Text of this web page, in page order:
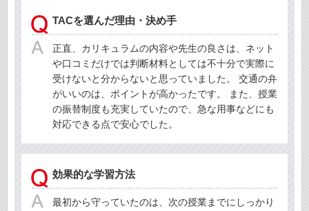
TACを選んだ理由・決め手
正直、カリキュラムの内容や先生の良さは、ネット
や口コミだけでは判断材料としては不十分で実際に
受けないと分からないと思っていました。 交通の弁
がいいのは、ポイントが高かったです。 また、授業
の振替制度も充実していたので、急な用事などにも
対応できる点で安心でした。
効果的な学習方法
最初から守っていたのは、次の授業までにしっかり